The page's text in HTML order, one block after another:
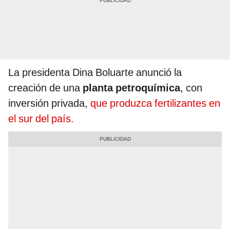
La presidenta Dina Boluarte anunció la
creación de una planta petroquímica, con
inversión privada, que produzca fertilizantes en
el sur del país.